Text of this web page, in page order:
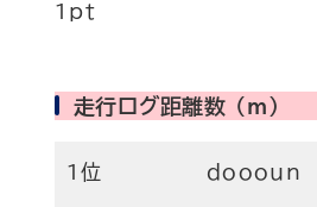
1pt
走行ログ距離数 (m)
1位 doooun